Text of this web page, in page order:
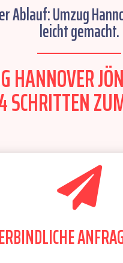
Ablauf: Umzug
leicht gemacht.
HANNOVER
SCHRITTEN